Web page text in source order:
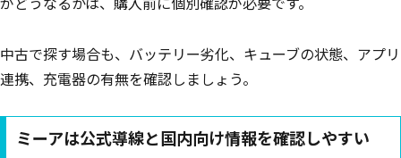
中古で探す場合も、バッテリー劣化、キューブの状態、アプリ
連携、充電器の有無を確認しましょう。
ミーアは公式導線と国内向け情報を確認しやすい